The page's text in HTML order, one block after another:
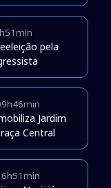
pela
Jardim
Central